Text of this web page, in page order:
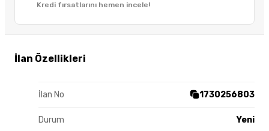
Kredi fırsatlarını hemen incele!
İlan Özellikleri
İlan No 1730256803
Durum Yeni